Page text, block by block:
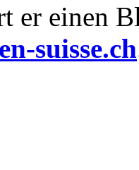
er einen
suisse.ch